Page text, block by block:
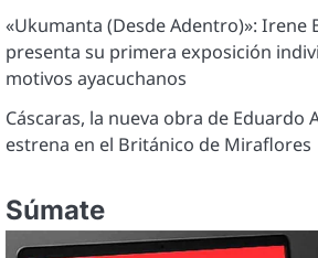
«Ukumanta (Desde Adentro)»: Irene
presenta su primera exposición
motivos ayacuchanos
Cáscaras, la nueva obra de Eduardo
estrena en el Británico de Miraflores
Súmate